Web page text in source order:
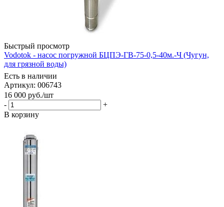
Быстрый просмотр
Vodotok - насос погружной БЦПЭ-ГВ-75-0,5-40м.-Ч (Чугун,
для грязной воды)
Есть в наличии
Артикул: 006743
16 000 руб./шт
-
+
В корзину